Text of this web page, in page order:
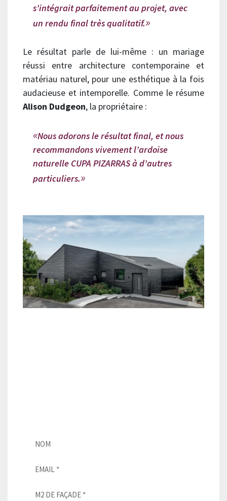
s’intégrait parfaitement au projet, avec
un rendu final très qualitatif.
Le résultat parle de lui-même : un mariage
réussi entre architecture contemporaine et
matériau naturel, pour une esthétique à la fois
audacieuse et intemporelle. Comme le résume
Alison Dudgeon, la propriétaire :
Nous adorons le résultat final, et nous
recommandons vivement l’ardoise
naturelle CUPA PIZARRAS à d’autres
particuliers.